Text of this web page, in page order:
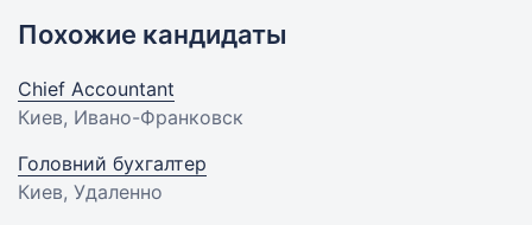
Похожие кандидаты
Chief Accountant
Киев, Ивано-Франковск
Головний бухгалтер
Киев, Удаленно